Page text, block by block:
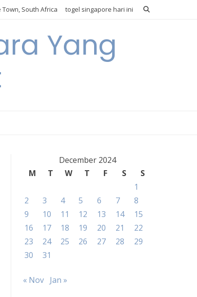
Town, South Africa togel singapore hari ini
Yang
December 2024
M
T W T F S
S
1
2
3 4 5 6 7
8
9
10 11 12 13 14
15
16
17 18 19 20 21
22
23
24 25 26 27 28
29
30
31
« Nov Jan »